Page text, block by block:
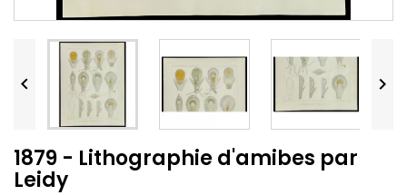
 
1879 - Lithographie d'amibes par
Leidy